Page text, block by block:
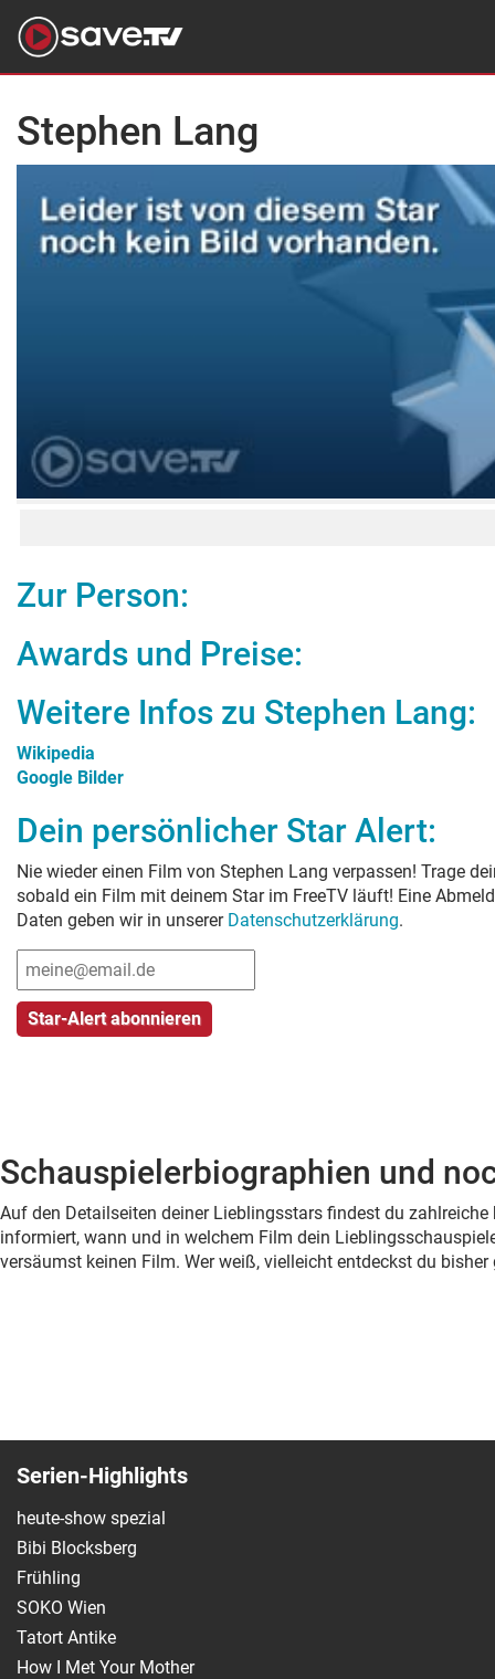
Stephen Lang
Zur Person:
Awards und Preise:
Weitere Infos zu Stephen Lang:
Wikipedia
Google Bilder
Dein persönlicher Star Alert:
Nie wieder einen Film von Stephen Lang verpassen! Trage
sobald ein Film mit deinem Star im FreeTV läuft! Eine
Daten geben wir in unserer Datenschutzerklärung.
Schauspielerbiographien und
Auf den Detailseiten deiner Lieblingsstars findest du
informiert, wann und in welchem Film dein
versäumst keinen Film. Wer weiß, vielleicht entdeckst du
Serien-Highlights
heute-show spezial
Bibi Blocksberg
Frühling
SOKO Wien
Tatort Antike
How I Met Your Mother